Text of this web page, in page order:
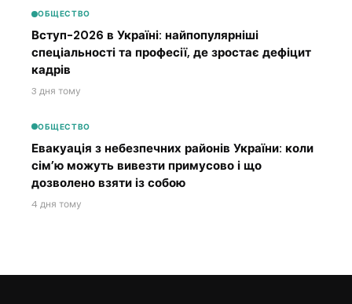
ОБЩЕСТВО
Вступ-2026 в Україні: найпопулярніші
спеціальності та професії, де зростає дефіцит
кадрів
3 дня тому
ОБЩЕСТВО
Евакуація з небезпечних районів України: коли
сім’ю можуть вивезти примусово і що
дозволено взяти із собою
4 дня тому